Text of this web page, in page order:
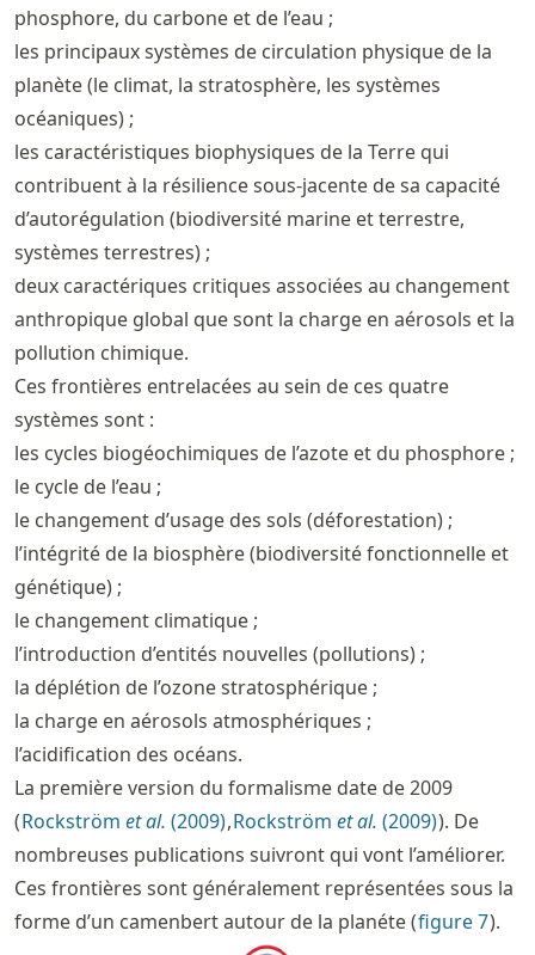
phosphore, du carbone et de l’eau ;
les principaux systèmes de circulation physique de la
planète (le climat, la stratosphère, les systèmes
océaniques) ;
les caractéristiques biophysiques de la Terre qui
contribuent à la résilience sous-jacente de sa capacité
d’autorégulation (biodiversité marine et terrestre,
systèmes terrestres) ;
deux caractériques critiques associées au changement
anthropique global que sont la charge en aérosols et la
pollution chimique.
Ces frontières entrelacées au sein de ces quatre
systèmes sont :
les cycles biogéochimiques de l’azote et du phosphore ;
le cycle de l’eau ;
le changement d’usage des sols (déforestation) ;
l’intégrité de la biosphère (biodiversité fonctionnelle et
génétique) ;
le changement climatique ;
l’introduction d’entités nouvelles (pollutions) ;
la déplétion de l’ozone stratosphérique ;
la charge en aérosols atmosphériques ;
l’acidification des océans.
La première version du formalisme date de 2009
(Rockström et al. (2009),Rockström et al. (2009)). De
nombreuses publications suivront qui vont l’améliorer.
Ces frontières sont généralement représentées sous la
forme d’un camenbert autour de la planéte (figure7).